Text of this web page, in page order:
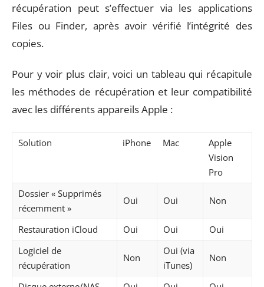
récupération peut s’effectuer via les applications
Files ou Finder, après avoir vérifié l’intégrité des
copies.
Pour y voir plus clair, voici un tableau qui récapitule
les méthodes de récupération et leur compatibilité
avec les différents appareils Apple :
Solution iPhone Mac
Apple
Vision
Pro
Dossier « Supprimés
récemment »
Oui Oui Non
Restauration iCloud Oui Oui
Oui
Logiciel de
récupération
Non
Oui (via
iTunes)
Non